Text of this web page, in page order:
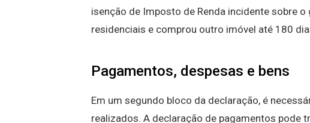
isenção de Imposto de Renda incidente sobre
residenciais e comprou outro imóvel até 180
Pagamentos, despesas e bens
Em um segundo bloco da declaração, é
realizados. A declaração de pagamentos pode